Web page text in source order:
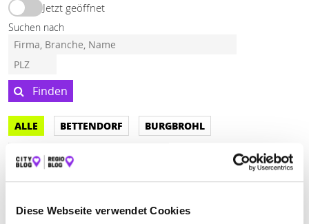
Diese Webseite verwendet Cookies
Jetzt geöffnet
Suchen nach
Finden
ALLE BETTENDORF
BURGBROHL
HERXHEIM BEI LANDAU PFALZ